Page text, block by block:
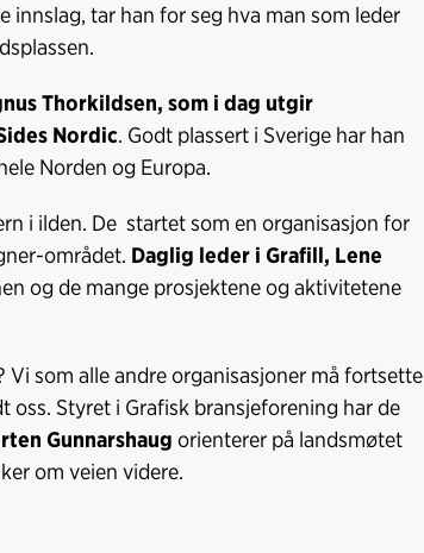
innslag, tar han for seg hva man som leder
Thorkildsen, som i dag utgir
Nordic. Godt plassert i Sverige har han
Norden og Europa.
i ilden. De startet som en organisasjon for
området. Daglig leder i Grafill, Lene
og de mange prosjektene og aktivitetene
som alle andre organisasjoner må fortsette
oss. Styret i Grafisk bransjeforening har de
Gunnarshaug orienterer på landsmøtet
om veien videre.